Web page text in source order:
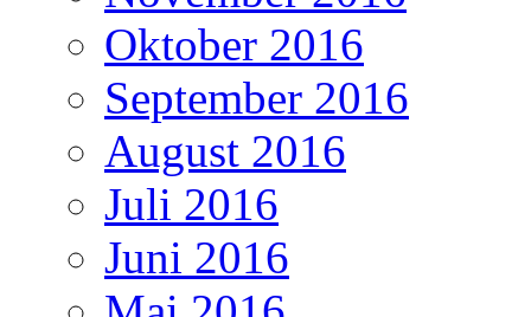
Oktober 2016
September 2016
August 2016
Juli 2016
Juni 2016